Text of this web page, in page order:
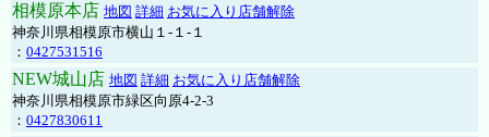
相模原本店 地図 詳細 お気に入り店舗解除
神奈川県相模原市横山１-１-１
： 0427531516
NEW城山店 地図 詳細 お気に入り店舗解除
神奈川県相模原市緑区向原4-2-3
： 0427830611